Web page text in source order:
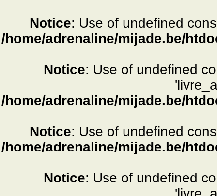
Notice: Use of undefined
/home/adrenaline/mijade.be/
Notice: Use of undefined
/home/adrenaline/mijade.be/
Notice: Use of undefined
/home/adrenaline/mijade.be/
Notice: Use of undefined